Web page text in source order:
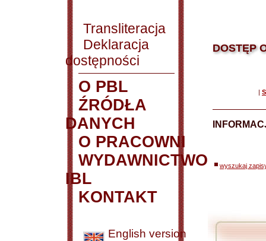
Transliteracja
Deklaracja
dostępności
O PBL
ŹRÓDŁA
DANYCH
O PRACOWNI
WYDAWNICTWO
IBL
KONTAKT
English version
DOSTĘP
|
wyszukaj